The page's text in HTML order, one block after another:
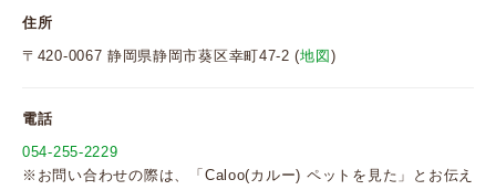
住所
〒420-0067 静岡県静岡市葵区幸町47-2 (地図 )
電話
054-255-2229
※お問い合わせの際は、「Caloo(カルー) ペットを見た」とお伝え